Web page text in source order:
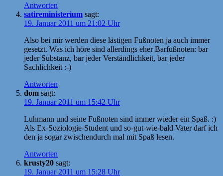
Antworten
satireministerium sagt:
19. Januar 2011 um 21:02 Uhr
Also bei mir werden diese lästigen Fußnoten ja auch immer
gesetzt. Was ich höre sind allerdings eher Barfußnoten: bar
jeder Substanz, bar jeder Verständlichkeit, bar jeder
Sachlichkeit :-)
Antworten
dom sagt:
19. Januar 2011 um 15:42 Uhr
Luhmann und seine Fußnoten sind immer wieder ein Spaß. :)
Als Ex-Soziologie-Student und so-gut-wie-bald Vater darf ich
den ja sogar zwischendurch mal mit Spaß lesen.
Antworten
krusty20 sagt:
19. Januar 2011 um 15:28 Uhr